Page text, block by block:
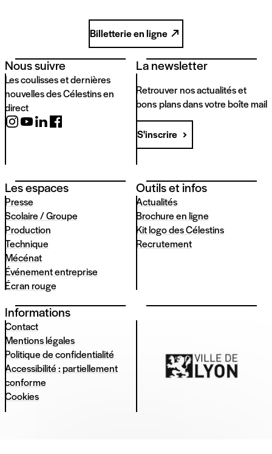
Billetterie en ligne
Nous suivre
Les coulisses et dernières
nouvelles des Célestins en
direct
La newsletter
Retrouver nos actualités et
bons plans dans votre boîte mail
S'inscrire
Les espaces
Presse
Scolaire / Groupe
Production
Technique
Mécénat
Événement entreprise
Écran rouge
Outils et infos
Actualités
Brochure en ligne
Kit logo des Célestins
Recrutement
Informations
Contact
Mentions légales
Politique de confidentialité
Accessibilité : partiellement
conforme
Cookies